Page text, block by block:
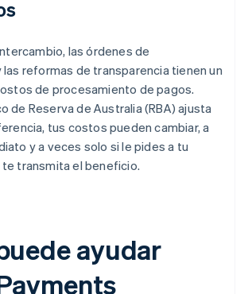
las órdenes de
reformas de transparencia tienen un
de procesamiento de pagos.
de Reserva de Australia (RBA) ajusta
tus costos pueden cambiar, a
y a veces solo si le pides a tu
transmita el beneficio.
ayudar